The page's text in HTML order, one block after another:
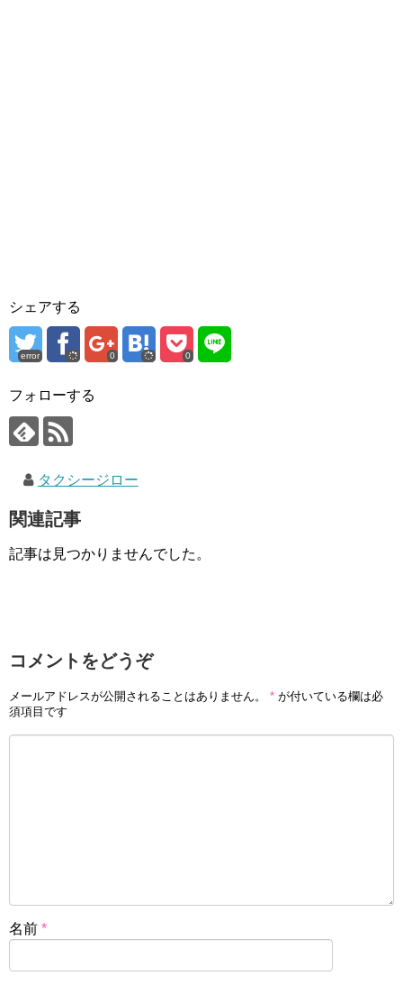
シェアする
error 0 0
フォローする
タクシージロー
関連記事
記事は見つかりませんでした。
コメントをどうぞ
メールアドレスが公開されることはありません。 * が付いている欄は必
須項目です
名前 *